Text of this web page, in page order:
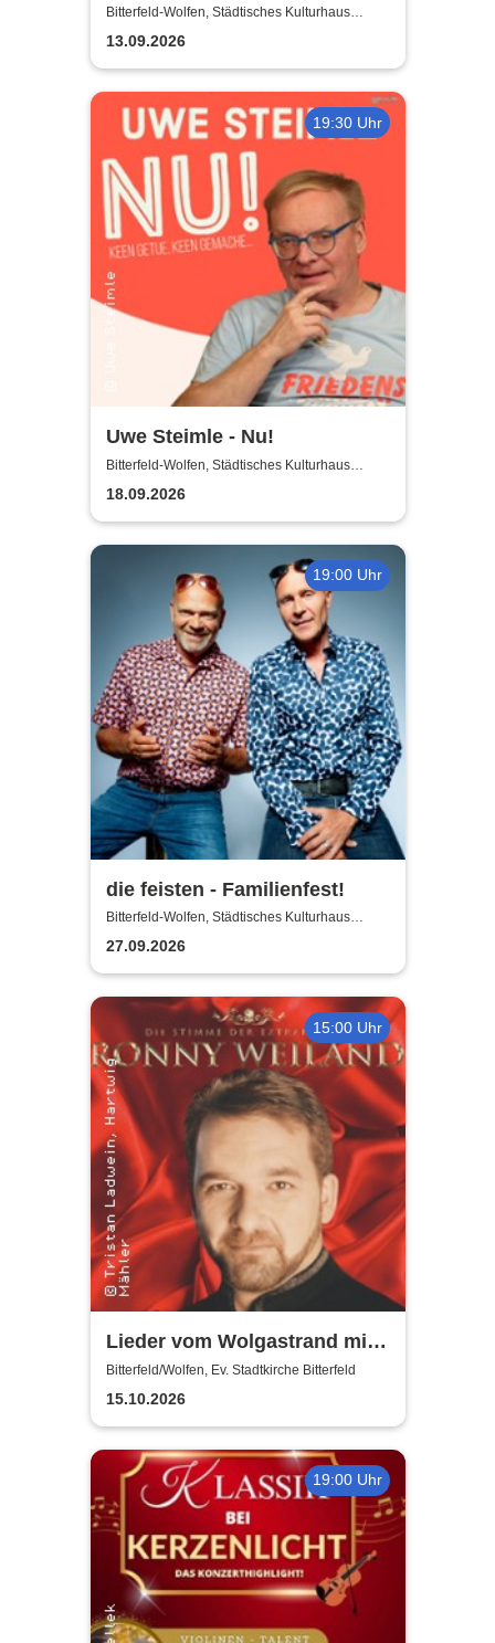
Melodien aus dem Egerland
Bitterfeld-Wolfen, Städtisches Kulturhaus
Bitterfeld-Wolfen
13.09.2026
19:30 Uhr
Uwe Steimle - Nu!
Bitterfeld-Wolfen, Städtisches Kulturhaus
Bitterfeld-Wolfen
18.09.2026
19:00 Uhr
die feisten - Familienfest!
Bitterfeld-Wolfen, Städtisches Kulturhaus
Bitterfeld-Wolfen
27.09.2026
15:00 Uhr
Lieder vom Wolgastrand mit
Ronny Weiland - Erinnerung
an Ivan Rebroff
Bitterfeld/Wolfen, Ev. Stadtkirche Bitterfeld
15.10.2026
19:00 Uhr